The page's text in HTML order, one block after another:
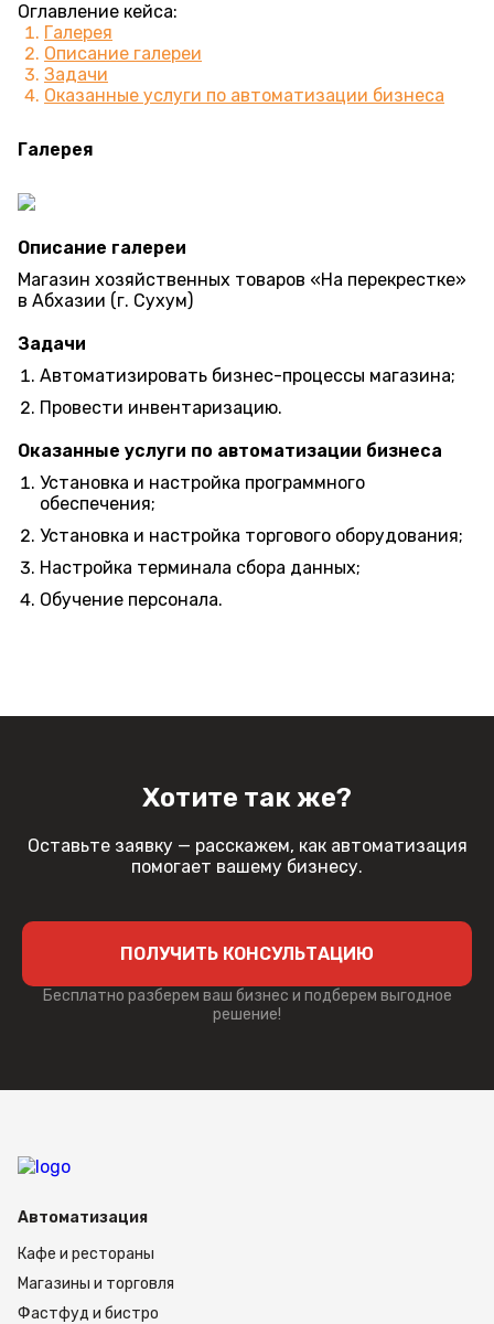
Оглавление кейса:
Галерея
Описание галереи
Задачи
Оказанные услуги по автоматизации бизнеса
Галерея
Описание галереи
Магазин хозяйственных товаров «На перекрестке»
в Абхазии (г. Сухум)
Задачи
Автоматизировать бизнес-процессы магазина;
Провести инвентаризацию.
Оказанные услуги по автоматизации бизнеса
Установка и настройка программного
обеспечения;
Установка и настройка торгового оборудования;
Настройка терминала сбора данных;
Обучение персонала.
Хотите так же?
Оставьте заявку — расскажем, как автоматизация
помогает вашему бизнесу.
ПОЛУЧИТЬ КОНСУЛЬТАЦИЮ
Бесплатно разберем ваш бизнес и подберем выгодное
решение!
Автоматизация
Кафе и рестораны
Магазины и торговля
Фастфуд и бистро